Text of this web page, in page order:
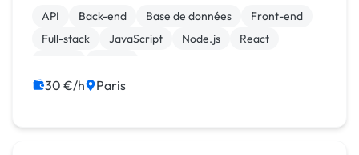
API Back-end Base de données
Front-end
Full-stack
JavaScript Node.js
React
30 €/h Paris